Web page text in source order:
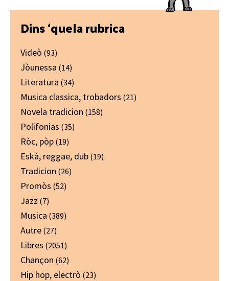
Primary
Sidebar
Dins ‘quela rubrica
Videò (93)
Jòunessa (14)
Literatura (34)
Musica classica, trobadors (21)
Novela tradicion (158)
Polifonias (35)
Ròc, pòp (19)
Eskà, reggae, dub (19)
Tradicion (26)
Promòs (52)
Jazz (7)
Musica (389)
Autre (27)
Libres (2051)
Chançon (62)
Hip hop, electrò (23)